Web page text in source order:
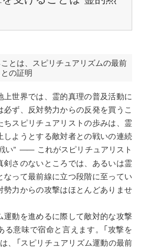
とは、スピリチュアリズムの最前
の証明
上世界では、霊的真理の普及活動に
ず、反対勢力からの反発を買うこ
ちスピリチュアリストの歩みは、霊
しようとする敵対者との戦いの連続
い” ―― これがスピリチュアリスト
剣さのないところでは、あるいは霊
なって最前線に立つ段階に至ってい
勢力からの攻撃はほとんどありませ
運動を進めるに際して敵対的な攻撃
る意味で宿命と言えます。「攻撃を
、「スピリチュアリズム運動の最前